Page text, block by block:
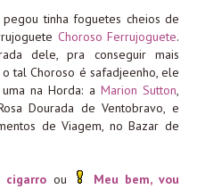
tinha foguetes cheios de
Choroso Ferrujoguete.
dele, pra conseguir mais
tal Choroso é safadjeenho, ele
na Horda: a Marion Sutton,
Dourada de Ventobravo, e
de Viagem, no Bazar de
cigarro ou
Meu bem, vou